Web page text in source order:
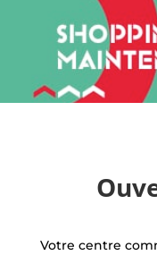
Votre centre